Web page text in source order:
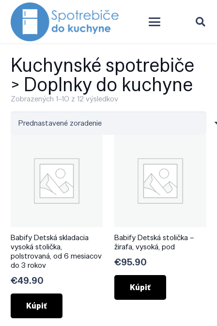
Kuchynské spotrebiče
> Doplnky do kuchyne
Zobrazených 1–10 z 12 výsledkov
Babify Detská skladacia
vysoká stolička,
polstrovaná, od 6 mesiacov
do 3 rokov
€49.90
Kúpiť
Babify Detská stolička –
žirafa, vysoká, pod
€95.90
Kúpiť